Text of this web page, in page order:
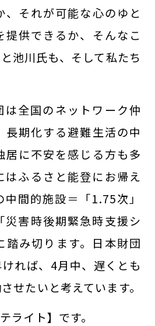
、それが可能な心のゆと
提供できるか、そんなこ
池川氏も、そして私たち
は全国のネットワーク仲
長期化する避難生活の中
居に不安を感じる方も多
はふるさと能登にお帰え
間的施設＝「1.75次」
災害時後期緊急時支援シ
踏み切ります。日本財団
れば、4月中、遅くとも
せたいと考えています。
ライト】です。